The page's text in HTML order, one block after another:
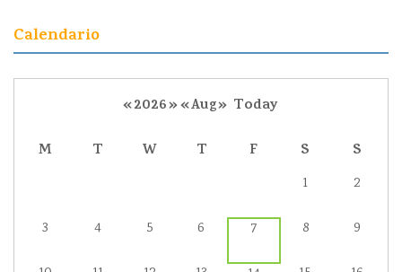
Calendario
«2026»«Aug» Today
M
T W T F S S
1 2
3 4 5 6 7 8 9